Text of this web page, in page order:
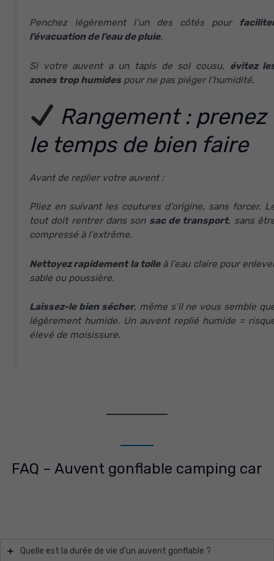
Penchez légèrement l’un des côtés pour
l’évacuation de l’eau de pluie.
Si votre auvent a un tapis de sol cousu, évitez
zones trop humides pour ne pas piéger l’humidité.
Rangement : prenez
le temps de bien faire
Avant de replier votre auvent :
Pliez en suivant les coutures d’origine, sans forcer.
tout doit rentrer dans son sac de transport, sans
compressé à l’extrême.
Nettoyez rapidement la toileà l’eau claire pour
sable ou poussière.
Laissez-le bien sécher, même s’il ne vous semble
légèrement humide. Un auvent replié humide =
élevé de moisissure.
FAQ – Auvent gonflable camping car
Quelle est la durée de vie d’un auvent gonflable ?